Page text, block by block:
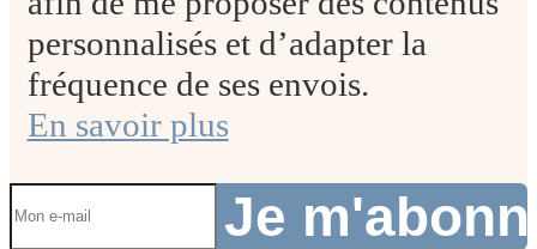
personnalisés et d’adapter la
fréquence de ses envois.
En savoir plus
Je